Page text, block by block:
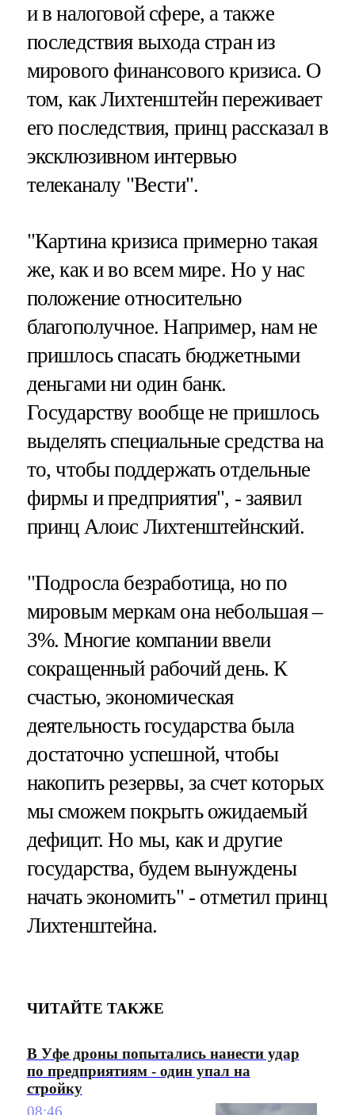
и в налоговой сфере, а также
последствия выхода стран из
мирового финансового кризиса. О
том, как Лихтенштейн переживает
его последствия, принц рассказал в
эксклюзивном интервью
телеканалу "Вести".
"Картина кризиса примерно такая
же, как и во всем мире. Но у нас
положение относительно
благополучное. Например, нам не
пришлось спасать бюджетными
деньгами ни один банк.
Государству вообще не пришлось
выделять специальные средства на
то, чтобы поддержать отдельные
фирмы и предприятия", - заявил
принц Алоис Лихтенштейнский.
"Подросла безработица, но по
мировым меркам она небольшая –
3%. Многие компании ввели
сокращенный рабочий день. К
счастью, экономическая
деятельность государства была
достаточно успешной, чтобы
накопить резервы, за счет которых
мы сможем покрыть ожидаемый
дефицит. Но мы, как и другие
государства, будем вынуждены
начать экономить" - отметил принц
Лихтенштейна.
ЧИТАЙТЕ ТАКЖЕ
В Уфе дроны попытались нанести удар
по предприятиям - один упал на
стройку
08:46